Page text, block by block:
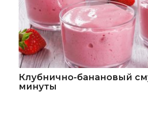
Клубнично-банановый
минуты